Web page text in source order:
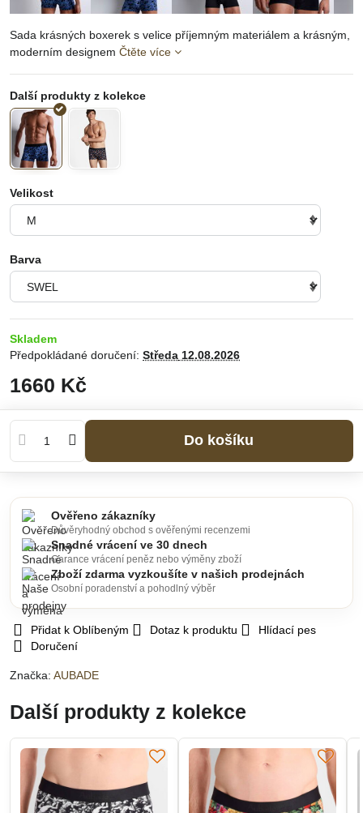
Sada krásných boxerek s velice příjemným materiálem a krásným,
moderním designem Čtěte více
Velikost
Barva
Skladem
Předpokládané doručení: Středa 12.08.2026
1660 Kč
Do košíku
Přidat k Oblíbeným Dotaz k produktu
Hlídací pes
Doručení
Značka: AUBADE
Ověřeno zákazníky
Důvěryhodný obchod s ověřenými recenzemi
Snadné vrácení ve 30 dnech
Garance vrácení peněz nebo výměny zboží
Zboží zdarma vyzkoušíte v našich prodejnách
Osobní poradenství a pohodlný výběr
Další produkty z kolekce